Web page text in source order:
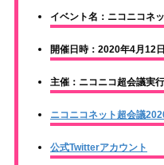
イベント名：ニコニコネ
開催日時：2020年4月12
主催：ニコニコ超会議実
ニコニコネット超会議
公式Twitterアカウント